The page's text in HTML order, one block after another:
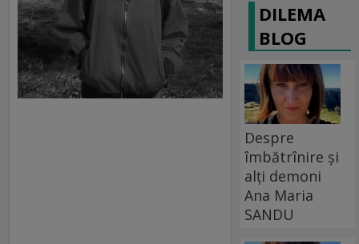
DILEMA
BLOG
Despre
îmbătrînire și
alți demoni
Ana Maria
SANDU